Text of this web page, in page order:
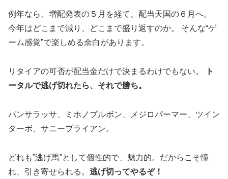
例年なら、増配発表の５月を経て、配当天国の６月へ。
今年はどこまで減り、どこまで盛り返すのか。 そんな“ゲ
ーム感覚”で楽しめる余白があります。
リタイアの可否が配当金だけで決まるわけでもない。
ト
ータルで逃げ切れたら、それで勝ち。
パンサラッサ、ミホノブルボン、メジロパーマー、ツイン
ターボ、サニーブライアン。
どれも”逃げ馬”として個性的で、魅力的。だからこそ憧
れ、引き寄せられる。 逃げ切ってやるぞ！